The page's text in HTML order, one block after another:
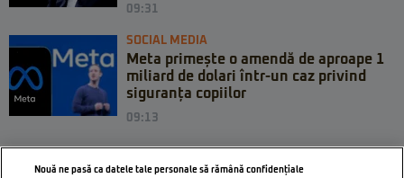
09:31
SOCIAL MEDIA
Meta primește o amendă de aproape 1
miliard de dolari într-un caz privind
siguranța copiilor
09:13
Nouă ne pasă ca datele tale personale să rămână confidențiale